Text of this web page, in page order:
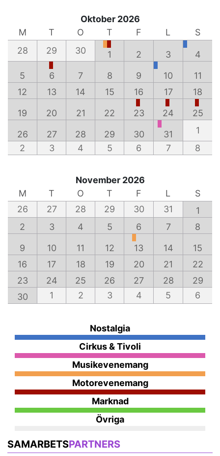
Oktober 2026
M
T O T F L
S
28
29 30 1 2 3 4
5 6 7 8 9 10
11
12
13 14 15 16 17 18
19 20 21 22 23 24 25
26 27 28 29 30 31
1
2
3 4 5 6 7 8
November 2026
M
T O T F L
S
26
27 28 29 30 31
1
2
3 4 5 6 7 8
9 10 11 12 13 14
15
16
17 18 19 20 21
22
23
24 25 26 27 28
29
30
1 2 3 4 5 6
Nostalgia
Cirkus & Tivoli
Musikevenemang
Motorevenemang
Marknad
Övriga
SAMARBETSPARTNERS